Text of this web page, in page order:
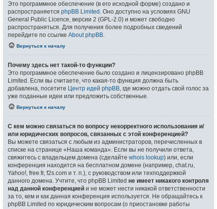
Это программное обеспечение (в его исходной форме) создано и
распространяется phpBB Limited . Оно доступно на условиях GNU
General Public Licence, версии 2 (GPL-2.0) и может свободно
распространяться. Для получения более подробных сведений
перейдите по ссылке About phpBB.
Вернуться к началу
Почему здесь нет такой-то функции?
Это программное обеспечение было создано и лицензировано phpBB
Limited. Если вы считаете, что какая-то функция должна быть
добавлена, посетите Центр идей phpBB, где можно отдать свой голос за
уже поданные идеи или предложить собственные.
Вернуться к началу
С кем можно связаться по вопросу некорректного использования и/
или юридических вопросов, связанных с этой конференцией?
Вы можете связаться с любым из администраторов, перечисленных в
списке на странице «Наша команда». Если вы не получили ответа,
свяжитесь с владельцем домена (сделайте whois lookup) или, если
конференция находится на бесплатном домене (например, chat.ru,
Yahoo!, free.fr, f2s.com и т. п.), с руководством или техподдержкой
данного домена. Учтите, что phpBB Limited не имеет никакого контроля
над данной конференцией и не может нести никакой ответственности
за то, кем и как данная конференция используется. Не обращайтесь к
phpBB Limited по юридическим вопросам (о приостановке работы